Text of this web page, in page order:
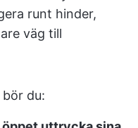
runt hinder,
väg till
du: